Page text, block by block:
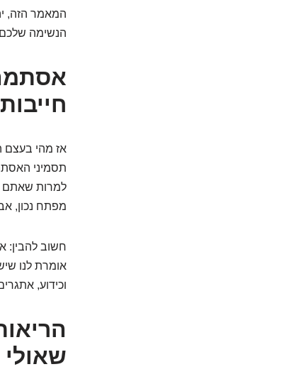
המאמר הזה,
הנשימה
אז מהי בעצם
תסמיני
למרות שאתם
מפתח נכון,
חשוב להבין:
אומרת לנו
וכידוע,